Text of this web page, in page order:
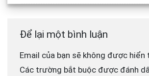
Để lại một bình luận
Email của bạn sẽ không được hiển
Các trường bắt buộc được đánh